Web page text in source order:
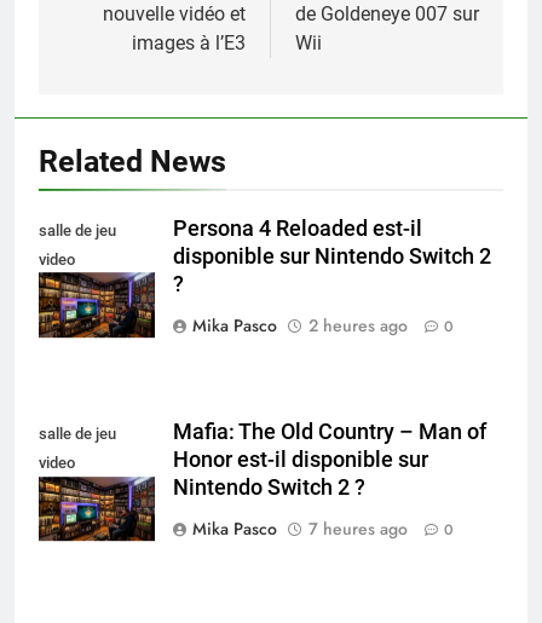
l’article
nouvelle vidéo et
images à l’E3
de Goldeneye 007 sur
Wii
Related News
salle de jeu
video
collectionneur
Persona 4 Reloaded est-il
disponible sur Nintendo Switch 2
?
Mika Pasco
2 heures ago 0
salle de jeu
video
collectionneur
Mafia: The Old Country – Man of
Honor est-il disponible sur
Nintendo Switch 2 ?
Mika Pasco
7 heures ago 0